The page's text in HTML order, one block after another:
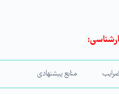
منابع پیشنهادی